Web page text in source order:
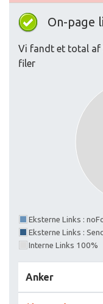
On-page
Vi fandt et total af
filer
Eksterne Links :
Eksterne Links :
Interne Links 100%
Anker